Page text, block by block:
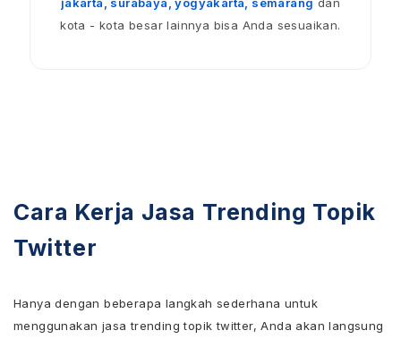
kota - kota besar lainnya bisa Anda sesuaikan.
Cara Kerja Jasa Trending Topik
Twitter
Hanya dengan beberapa langkah sederhana untuk
menggunakan jasa trending topik twitter, Anda akan langsung